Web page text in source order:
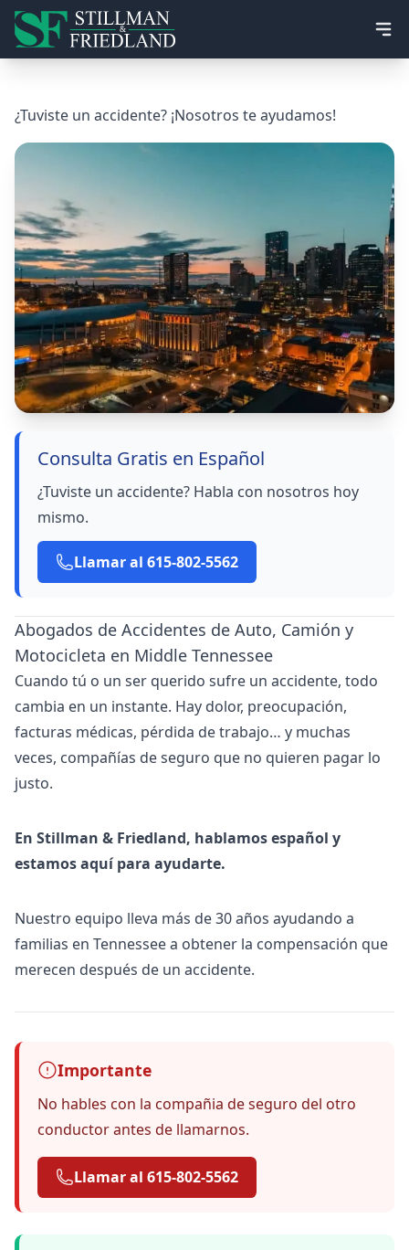
¿Tuviste un accidente? ¡Nosotros te ayudamos!
Consulta Gratis en Español
¿Tuviste un accidente? Habla con nosotros hoy
mismo.
Llamar al 615-802-5562
Abogados de Accidentes de Auto, Camión y
Motocicleta en Middle Tennessee
Cuando tú o un ser querido sufre un accidente, todo
cambia en un instante. Hay dolor, preocupación,
facturas médicas, pérdida de trabajo… y muchas
veces, compañías de seguro que no quieren pagar lo
justo.
En Stillman & Friedland, hablamos español y
estamos aquí para ayudarte.
Nuestro equipo lleva más de 30 años ayudando a
familias en Tennessee a obtener la compensación que
merecen después de un accidente.
Importante
No hables con la compañia de seguro del otro
conductor antes de llamarnos.
Llamar al 615-802-5562